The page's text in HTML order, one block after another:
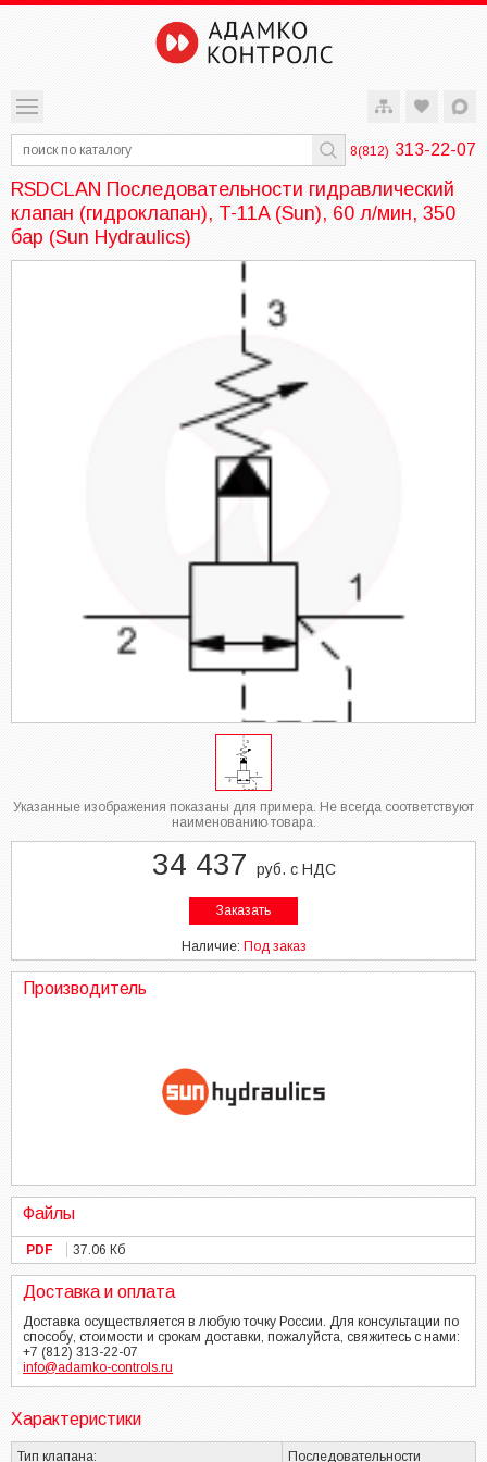
8(812) 313-22-07
RSDCLAN Последовательности гидравлический
клапан (гидроклапан), T-11A (Sun), 60 л/мин, 350
бар (Sun Hydraulics)
Указанные изображения показаны для примера. Не всегда соответствуют
наименованию товара.
34 437 руб. с НДС
Заказать
Наличие: Под заказ
Производитель
Файлы
PDF 37.06 Кб
Доставка и оплата
Доставка осуществляется в любую точку России. Для консультации по
способу, стоимости и срокам доставки, пожалуйста, свяжитесь с нами:
+7 (812) 313-22-07
info@adamko-controls.ru
Характеристики
Тип клапана: Последовательности